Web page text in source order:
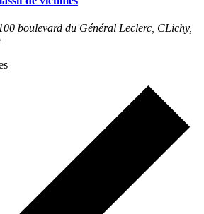
100 boulevard du Général Leclerc, CLichy,